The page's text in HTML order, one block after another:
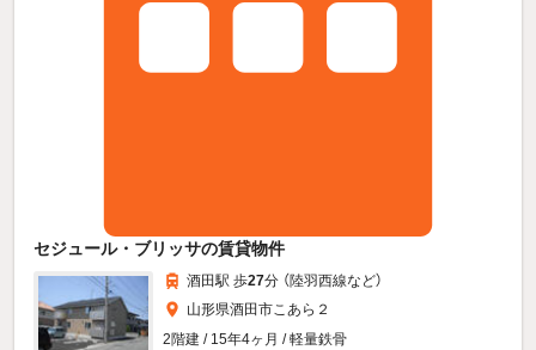
セジュール・ブリッサの賃貸物件
酒田駅 歩27分 （陸羽西線など）
山形県酒田市こあら２
2階建 / 15年4ヶ月 / 軽量鉄骨